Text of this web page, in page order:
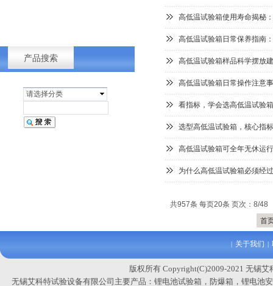
产品搜索
请选择分类
高低温试验箱使用寿命揭秘
高低温试验箱日常保养指南
高低温试验箱样品科学摆放
高低温试验箱日常操作注意
看指标，学会选高低温试验
选型高低温试验箱，核心指
高低温试验箱可全年无休运
为什么高低温试验箱必须经
共957条 每页20条 页次：8/48
首
版权所有 Copyright(C)2009-2021 无锡
无锡艾科特试验设备有限公司主要产品： 锂电池试验箱，防爆箱，锂电池
| 关于我们 |